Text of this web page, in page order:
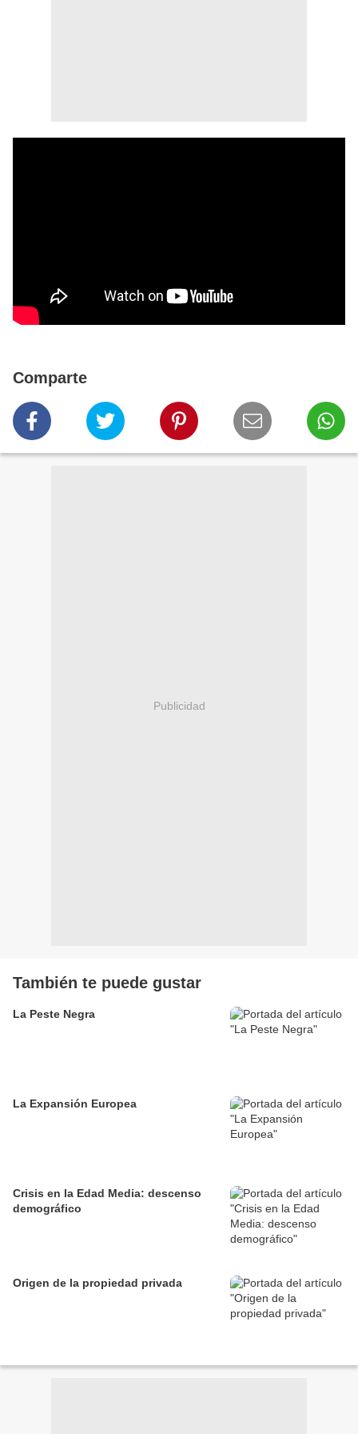
Comparte
Publicidad
También te puede gustar
La Peste Negra
La Expansión Europea
Crisis en la Edad Media: descenso
demográfico
Origen de la propiedad privada